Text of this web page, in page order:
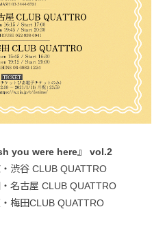
you were here』 vol.2
渋谷 CLUB QUATTRO
名古屋 CLUB QUATTRO
梅田CLUB QUATTRO